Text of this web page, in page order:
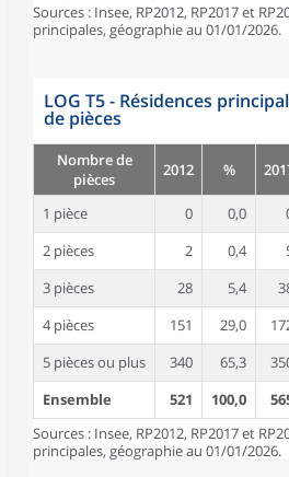
Sources : Insee, RP2012, RP2017 et
principales, géographie au 01/01/2026.
LOG T5 - Résidences
de pièces
Nombre de
pièces
2012 %
1 pièce 0 0,0
2 pièces
2 0,4
3 pièces
28 5,4
4 pièces
151 29,0
5 pièces ou plus
340 65,3
Ensemble
521 100,0
Sources : Insee, RP2012, RP2017 et
principales, géographie au 01/01/2026.